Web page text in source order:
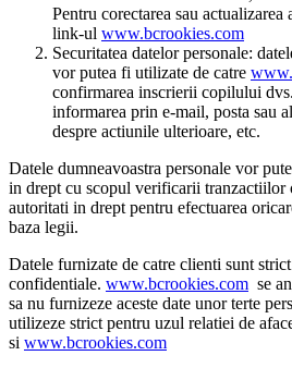
Pentru corectarea sau
link-ul www.bcrookies.com
Securitatea datelor personale:
vor putea fi utilizate de catre
confirmarea inscrierii copilului
informarea prin e-mail, posta sau
despre actiunile ulterioare, etc.
Datele dumneavoastra personale vor
in drept cu scopul verificarii tranzactiilor
autoritati in drept pentru efectuarea
baza legii.
Datele furnizate de catre clienti sunt strict
confidentiale. www.bcrookies.com se
sa nu furnizeze aceste date unor terte
utilizeze strict pentru uzul relatiei de
si www.bcrookies.com